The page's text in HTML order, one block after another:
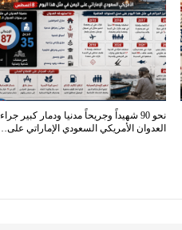
نحو 90 شهيداً وجريحاً مدنيا ودمار كبير جراء
العدوان الأمريكي السعودي الإماراتي على…